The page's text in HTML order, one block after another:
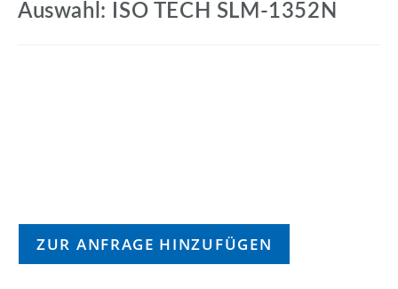
Auswahl: ISO TECH SLM-1352N
ZUR ANFRAGE HINZUFÜGEN